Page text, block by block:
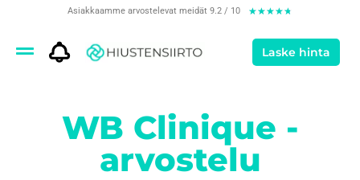
Asiakkaamme arvostelevat meidät 9.2 / 10 ★★★★★
Laske hinta
WB Clinique -
arvostelu